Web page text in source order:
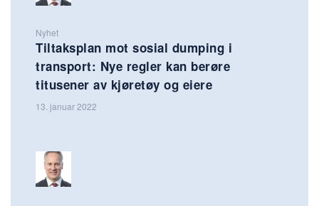
Nyhet
Tiltaksplan mot sosial dumping i
transport: Nye regler kan berøre
titusener av kjøretøy og eiere
13. januar 2022